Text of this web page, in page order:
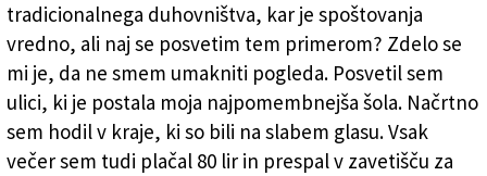
tradicionalnega duhovništva, kar je spoštovanja
vredno, ali naj se posvetim tem primerom? Zdelo se
mi je, da ne smem umakniti pogleda. Posvetil sem
ulici, ki je postala moja najpomembnejša šola. Načrtno
sem hodil v kraje, ki so bili na slabem glasu. Vsak
večer sem tudi plačal 80 lir in prespal v zavetišču za